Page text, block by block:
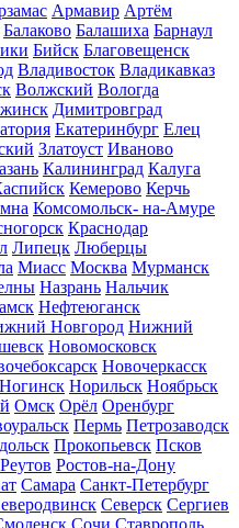
Армавир Артём
Балаково Балашиха Барнаул
Бийск Благовещенск
Владивосток Владикавказ
Волжский Вологда
Димитровград
Екатеринбург Елец
Златоуст Иваново
Калининград Калуга
Кемерово Керчь
Комсомольск- на-Амуре
Краснодар
Липецк Люберцы
Миасс Москва Мурманск
Назрань Нальчик
Нефтеюганск
Новгород Нижний
Новомосковск
Новочеркасск
Ногинск Норильск Ноябрьск
Омск Орёл Оренбург
Пермь Петрозаводск
Прокопьевск Псков
Реутов Ростов-на-Дону
Самара Санкт-Петербург
Северск Сергиев